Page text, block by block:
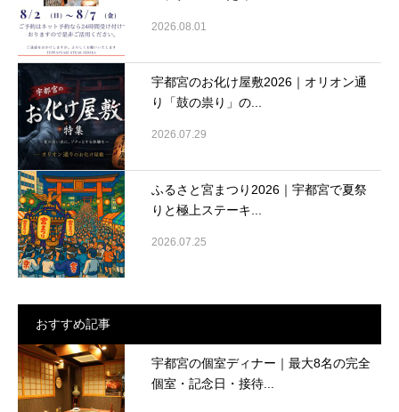
2026.08.01
宇都宮のお化け屋敷2026｜オリオン通
り「鼓の祟り」の...
2026.07.29
ふるさと宮まつり2026｜宇都宮で夏祭
りと極上ステーキ...
2026.07.25
おすすめ記事
宇都宮の個室ディナー｜最大8名の完全
個室・記念日・接待...